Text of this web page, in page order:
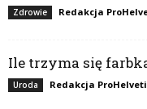
Zdrowie Redakcja
Ile trzyma się
Uroda Redakcja